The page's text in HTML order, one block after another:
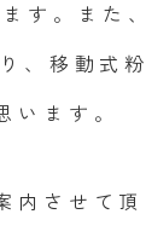
す。また、
、移動式粉
ます。
内させて頂